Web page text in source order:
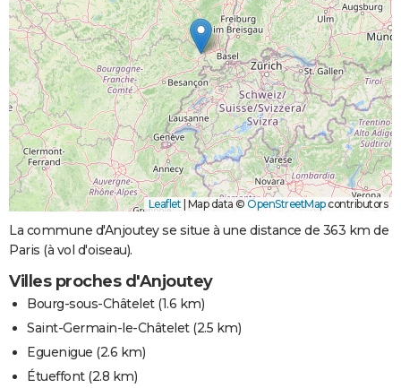
Leaflet Map data © OpenStreetMapcontributors
La commune d'Anjoutey se situe à une distance de 363 km de
Paris (à vol d'oiseau).
Villes proches d'Anjoutey
Bourg-sous-Châtelet(1.6 km)
Saint-Germain-le-Châtelet(2.5 km)
Eguenigue (2.6 km)
Étueffont(2.8 km)